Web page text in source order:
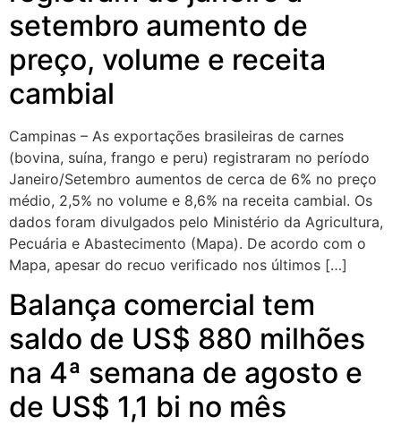
setembro aumento de
preço, volume e receita
cambial
Campinas – As exportações brasileiras de carnes
(bovina, suína, frango e peru) registraram no período
Janeiro/Setembro aumentos de cerca de 6% no preço
médio, 2,5% no volume e 8,6% na receita cambial. Os
dados foram divulgados pelo Ministério da Agricultura,
Pecuária e Abastecimento (Mapa). De acordo com o
Mapa, apesar do recuo verificado nos últimos […]
Balança comercial tem
saldo de US$ 880 milhões
na 4ª semana de agosto e
de US$ 1,1 bi no mês